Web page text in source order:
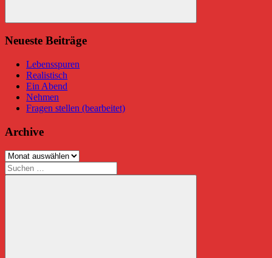
Suchen
Neueste Beiträge
Lebensspuren
Realistisch
Ein Abend
Nehmen
Fragen stellen (bearbeitet)
Archive
Archive
Suchen
nach: